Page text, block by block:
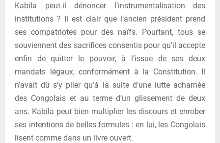
Kabila peut-il dénoncer l’instrumentalisation des
institutions ? Il est clair que l’ancien président prend
ses compatriotes pour des naïfs. Pourtant, tous se
souviennent des sacrifices consentis pour qu’il accepte
enfin de quitter le pouvoir, à l’issue de ses deux
mandats légaux, conformément à la Constitution. Il
n’avait dû s’y plier qu’à la suite d’une lutte acharnée
des Congolais et au terme d’un glissement de deux
ans. Kabila peut bien multiplier les discours et enrober
ses intentions de belles formules : en lui, les Congolais
lisent comme dans un livre ouvert.